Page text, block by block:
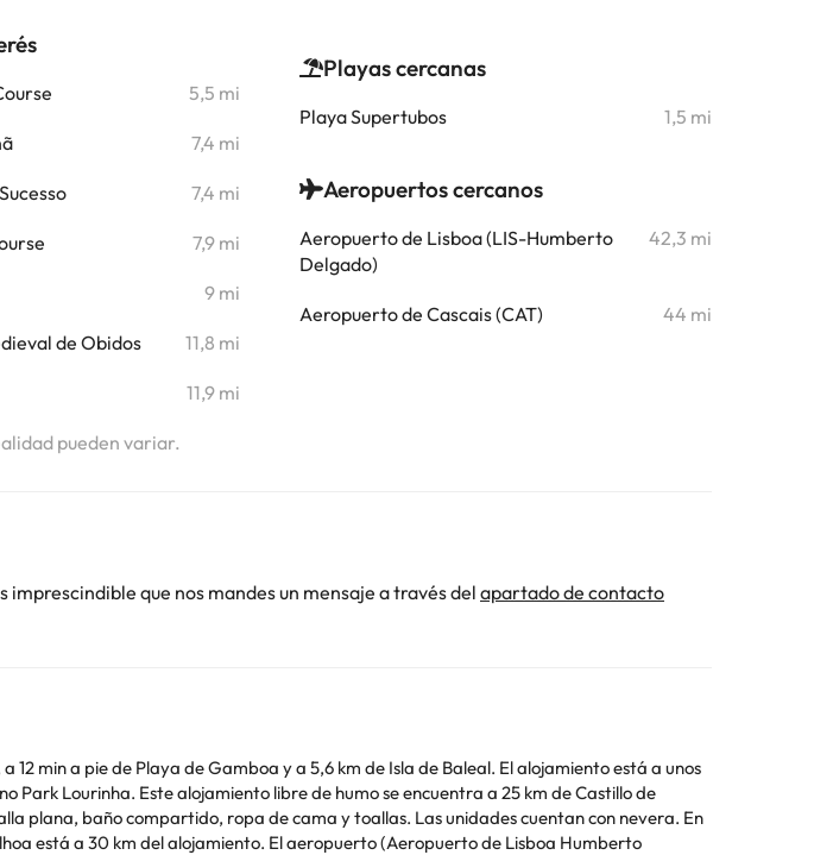
5,5 mi
7,4 mi
7,4 mi
7,9 mi
9 mi
de Obidos 11,8 mi
11,9 mi
Playas cercanas
Playa Supertubos 1,5 mi
Aeropuertos cercanos
Aeropuerto de Lisboa (LIS-Humberto
Delgado)
42,3 mi
Aeropuerto de Cascais (CAT) 44 mi
pueden variar.
que nos mandes un mensaje a través del apartado de contacto
min a pie de Playa de Gamboa y a 5,6 km de Isla de Baleal. El alojamiento está a unos
Park Lourinha. Este alojamiento libre de humo se encuentra a 25 km de Castillo de